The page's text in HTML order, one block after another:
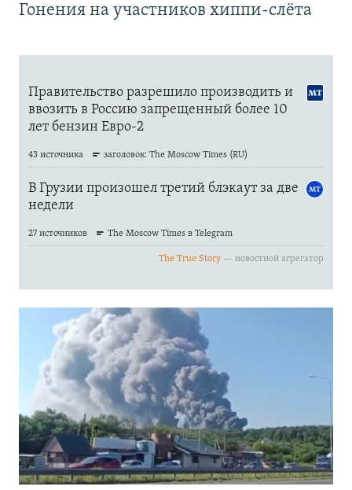
Гонения на участников хиппи-слёта